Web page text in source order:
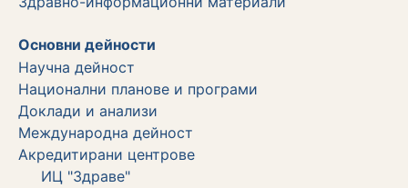
Основни дейности
Научна дейност
Национални планове и програми
Доклади и анализи
Международна дейност
Акредитирани центрове
ИЦ "Здраве"